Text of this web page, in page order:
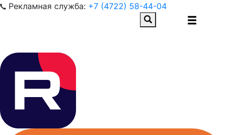
Рекламная служба: +7 (4722) 58-44-04